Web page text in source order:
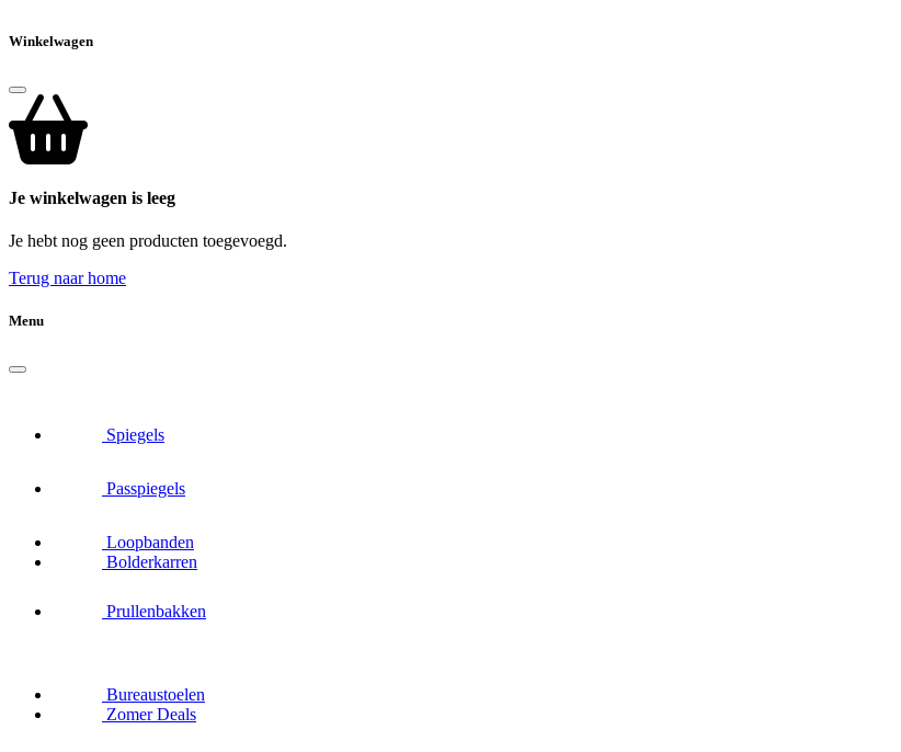
Winkelwagen
Je winkelwagen is leeg
Je hebt nog geen producten toegevoegd.
Terug naar home
Menu
Spiegels
Passpiegels
Loopbanden
Bolderkarren
Prullenbakken
Bureaustoelen
Zomer Deals